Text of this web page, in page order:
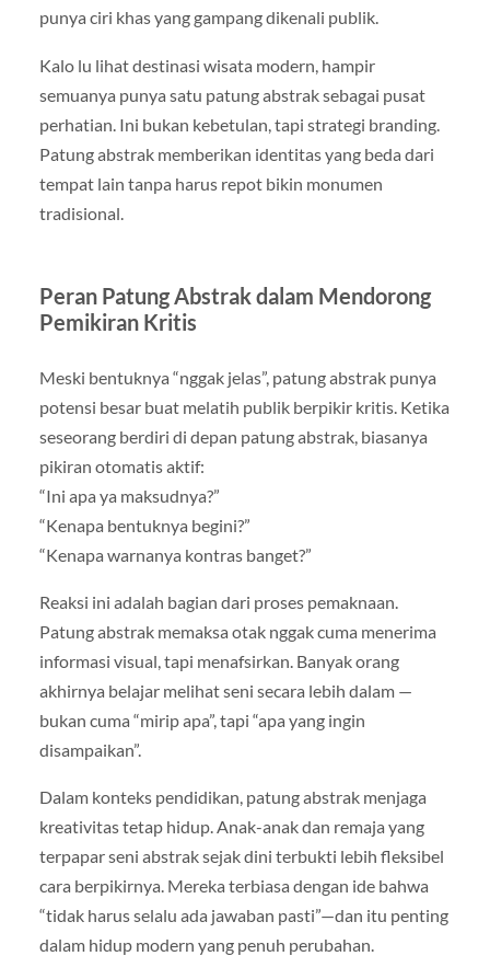
punya ciri khas yang gampang dikenali publik.
Kalo lu lihat destinasi wisata modern, hampir
semuanya punya satu patung abstrak sebagai pusat
perhatian. Ini bukan kebetulan, tapi strategi branding.
Patung abstrak memberikan identitas yang beda dari
tempat lain tanpa harus repot bikin monumen
tradisional.
Peran Patung Abstrak dalam Mendorong
Pemikiran Kritis
Meski bentuknya “nggak jelas”, patung abstrak punya
potensi besar buat melatih publik berpikir kritis. Ketika
seseorang berdiri di depan patung abstrak, biasanya
pikiran otomatis aktif:
“Ini apa ya maksudnya?”
“Kenapa bentuknya begini?”
“Kenapa warnanya kontras banget?”
Reaksi ini adalah bagian dari proses pemaknaan.
Patung abstrak memaksa otak nggak cuma menerima
informasi visual, tapi menafsirkan. Banyak orang
akhirnya belajar melihat seni secara lebih dalam —
bukan cuma “mirip apa”, tapi “apa yang ingin
disampaikan”.
Dalam konteks pendidikan, patung abstrak menjaga
kreativitas tetap hidup. Anak-anak dan remaja yang
terpapar seni abstrak sejak dini terbukti lebih fleksibel
cara berpikirnya. Mereka terbiasa dengan ide bahwa
“tidak harus selalu ada jawaban pasti”—dan itu penting
dalam hidup modern yang penuh perubahan.